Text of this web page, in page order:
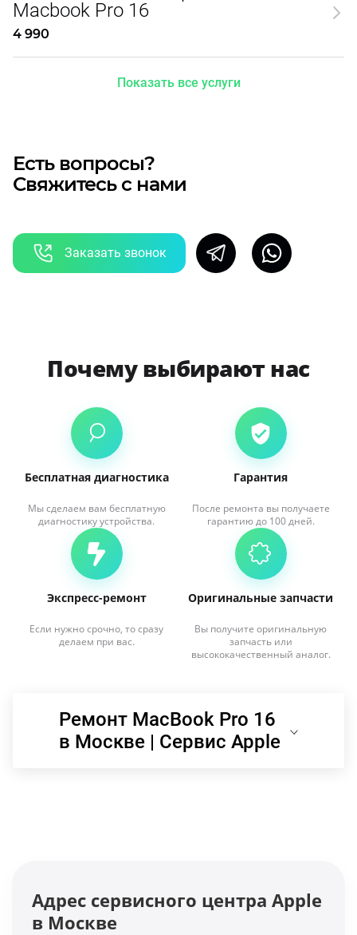
Macbook Pro 16
4 990
Показать все услуги
Есть вопросы?
Свяжитесь с нами
Заказать звонок
Почему выбирают нас
Бесплатная диагностика
Мы сделаем вам бесплатную
диагностику устройства.
Гарантия
После ремонта вы получаете
гарантию до 100 дней.
Экспресс-ремонт
Если нужно срочно, то сразу
делаем при вас.
Оригинальные запчасти
Вы получите оригинальную
запчасть или
высококачественный аналог.
Ремонт MacBook Pro 16
в Москве | Сервис Apple
Адрес сервисного центра Apple
в Москве